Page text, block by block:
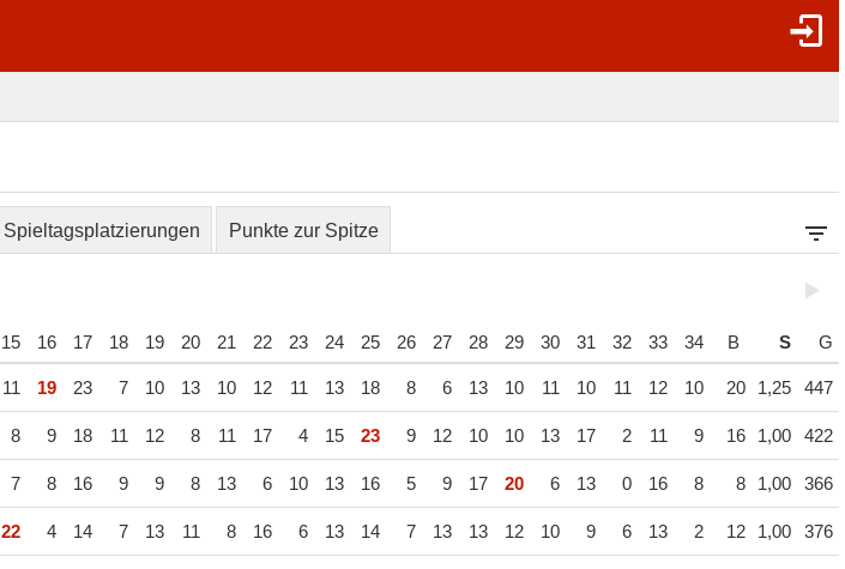
Spieltagsplatzierungen Punkte zur Spitze
15 16 17 18 19 20 21 22 23 24 25 26 27 28 29 30 31 32 33 34 B S G
11 19 23 7 10 13 10 12 11 13 18 8 6 13 10 11 10 11 12 10 20 1,25 447
8 9 18 11 12 8 11 17 4 15 23 9 12 10 10 13 17 2 11 9 16 1,00 422
7 8 16 9 9 8 13 6 10 13 16 5 9 17 20 6 13 0 16 8 8 1,00 366
22 4 14 7 13 11 8 16 6 13 14 7 13 13 12 10 9 6 13 2 12 1,00 376